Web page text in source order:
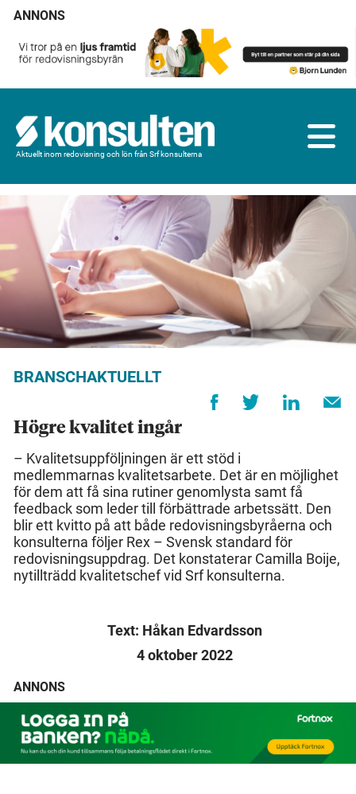
ANNONS
Aktuellt inom redovisning och lön från Srf konsulterna
BRANSCHAKTUELLT
Högre kvalitet ingår
– Kvalitetsuppföljningen är ett stöd i
medlemmarnas kvalitetsarbete. Det är en möjlighet
för dem att få sina rutiner genomlysta samt få
feedback som leder till förbättrade arbetssätt. Den
blir ett kvitto på att både redovisningsbyråerna och
konsulterna följer Rex – Svensk standard för
redovisningsuppdrag. Det konstaterar Camilla Boije,
nytillträdd kvalitetschef vid Srf konsulterna.
Text: Håkan Edvardsson
4 oktober 2022
ANNONS